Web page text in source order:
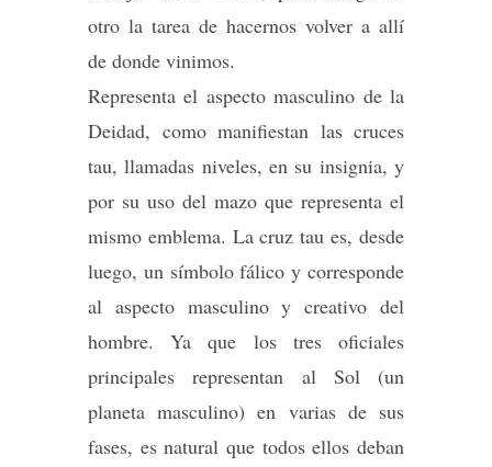
otro la tarea de hacernos volver a allí
de donde vinimos.
Representa el aspecto masculino de la
Deidad, como manifiestan las cruces
tau, llamadas niveles, en su insignia, y
por su uso del mazo que representa el
mismo emblema. La cruz tau es, desde
luego, un símbolo fálico y corresponde
al aspecto masculino y creativo del
hombre. Ya que los tres oficiales
principales representan al Sol (un
planeta masculino) en varias de sus
fases, es natural que todos ellos deban